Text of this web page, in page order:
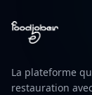
La plateforme
restauration